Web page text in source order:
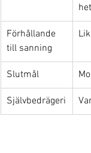
Förhållande
till sanning
Slutmål
Självbedrägeri